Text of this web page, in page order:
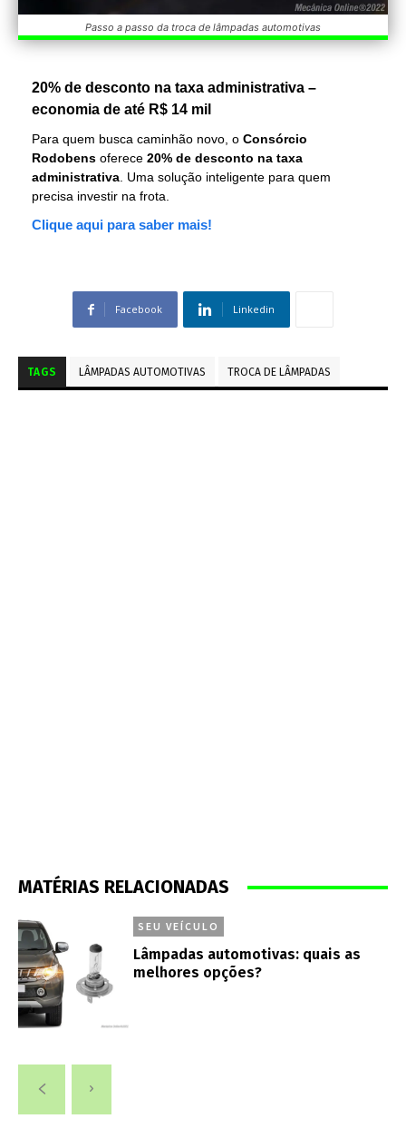
Passo a passo da troca de lâmpadas automotivas
20% de desconto na taxa administrativa –
economia de até R$ 14 mil
Para quem busca caminhão novo, o Consórcio
Rodobens oferece 20% de desconto na taxa
administrativa. Uma solução inteligente para quem
precisa investir na frota.
Clique aqui para saber mais!
Facebook Linkedin
TAGS LÂMPADAS AUTOMOTIVAS TROCA DE LÂMPADAS
MATÉRIAS RELACIONADAS
SEU VEÍCULO
Lâmpadas automotivas: quais as
melhores opções?